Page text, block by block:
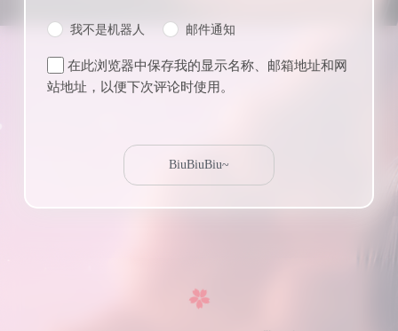
我不是机器人 邮件通知
在此浏览器中保存我的显示名称、邮箱地址和网
站地址，以便下次评论时使用。